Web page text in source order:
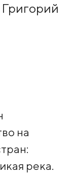
на
река.